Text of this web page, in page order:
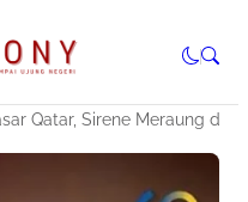
Qatar, Sirene Meraung di